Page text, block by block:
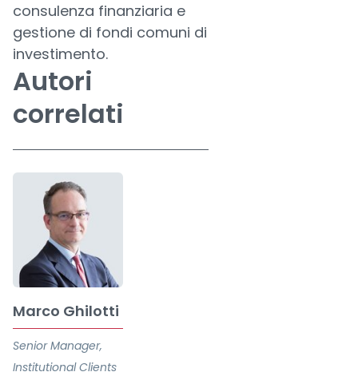
consulenza finanziaria e
gestione di fondi comuni di
investimento.
Autori
correlati
Marco Ghilotti
Senior Manager,
Institutional Clients